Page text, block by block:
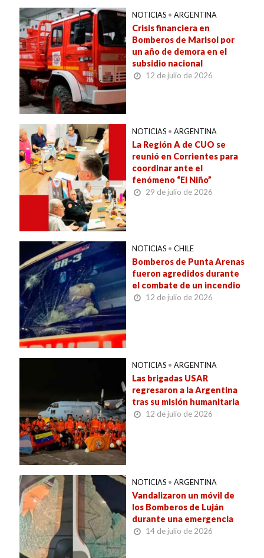
NOTICIAS • ARGENTINA
Crisis financiera en
Bomberos de Marisol por
un año de demora en el
subsidio nacional
12 de julio de 2026
NOTICIAS • ARGENTINA
La Región A de CUO se
reunió en Corrientes para
coordinar ante el
fenómeno “El Niño”
29 de julio de 2026
NOTICIAS • CHILE
Bomberos de Punta Arenas
fueron agredidos durante
el combate de un incendio
12 de julio de 2026
NOTICIAS • ARGENTINA
Las brigadas USAR
regresaron a la Argentina
tras su misión humanitaria
12 de julio de 2026
NOTICIAS • ARGENTINA
Vandalizaron un móvil de
los Bomberos de Luján
durante una emergencia
14 de julio de 2026